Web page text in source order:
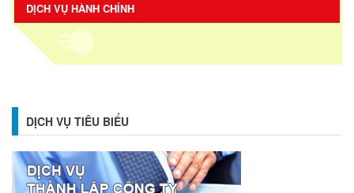
DỊCH VỤ HÀNH CHÍNH
DỊCH VỤ TIÊU BIỂU